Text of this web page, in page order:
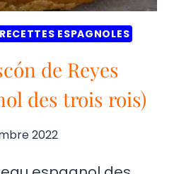
RECETTES ESPAGNOLES
de Reyes
des trois rois)
2022